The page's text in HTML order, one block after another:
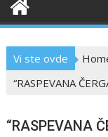
Vi ste ovde
“RASPEVANA
“RASPEVANA